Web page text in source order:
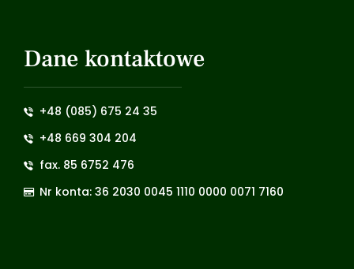
Dane kontaktowe
+48 (085) 675 24 35
+48 669 304 204
fax. 85 6752 476
Nr konta: 36 2030 0045 1110 0000 0071 7160